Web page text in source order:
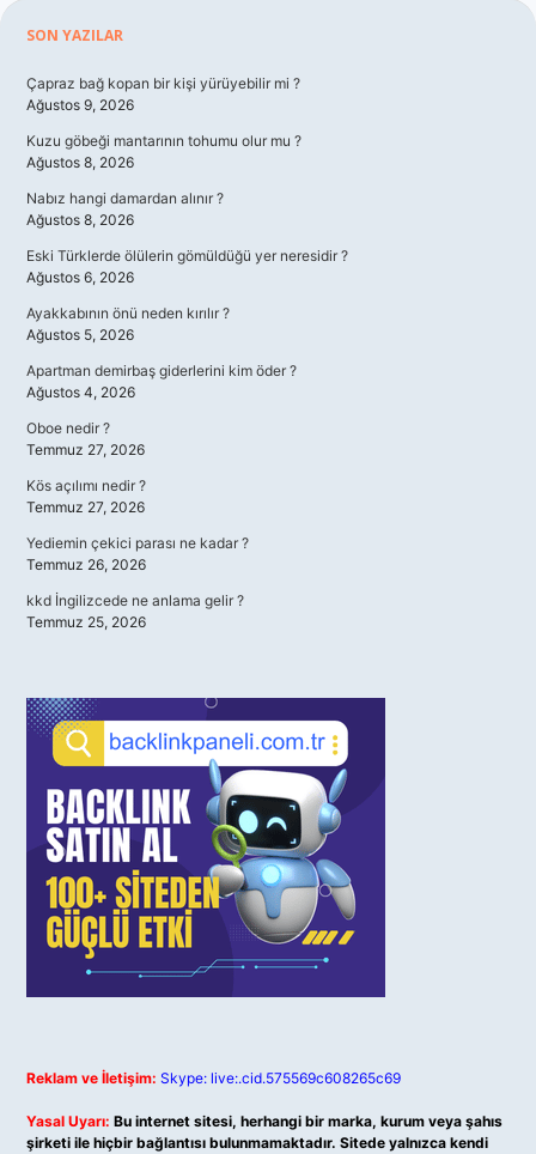
Sidebar
SON YAZILAR
Çapraz bağ kopan bir kişi yürüyebilir mi ?
Ağustos 9, 2026
Kuzu göbeği mantarının tohumu olur mu ?
Ağustos 8, 2026
Nabız hangi damardan alınır ?
Ağustos 8, 2026
Eski Türklerde ölülerin gömüldüğü yer neresidir ?
Ağustos 6, 2026
Ayakkabının önü neden kırılır ?
Ağustos 5, 2026
Apartman demirbaş giderlerini kim öder ?
Ağustos 4, 2026
Oboe nedir ?
Temmuz 27, 2026
Kös açılımı nedir ?
Temmuz 27, 2026
Yediemin çekici parası ne kadar ?
Temmuz 26, 2026
kkd İngilizcede ne anlama gelir ?
Temmuz 25, 2026
Reklam ve İletişim: Skype: live:.cid.575569c608265c69
Yasal Uyarı: Bu internet sitesi, herhangi bir marka, kurum veya şahıs
şirketi ile hiçbir bağlantısı bulunmamaktadır. Sitede yalnızca kendi